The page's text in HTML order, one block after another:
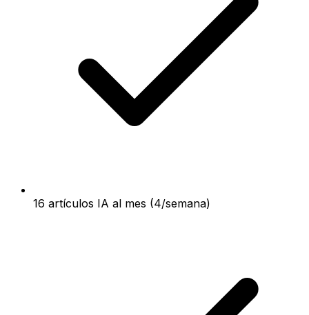
16 artículos IA al mes (4/semana)